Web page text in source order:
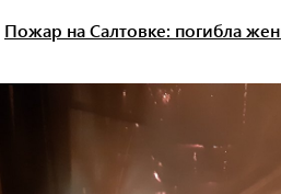
Пожар на Салтовке: погибла